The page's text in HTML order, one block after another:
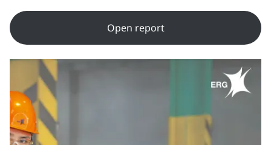
Open report